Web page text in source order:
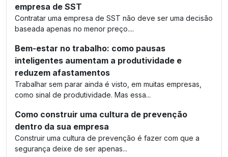
empresa de SST
Contratar uma empresa de SST não deve ser uma decisão
baseada apenas no menor preço....
Bem-estar no trabalho: como pausas
inteligentes aumentam a produtividade e
reduzem afastamentos
Trabalhar sem parar ainda é visto, em muitas empresas,
como sinal de produtividade. Mas essa...
Como construir uma cultura de prevenção
dentro da sua empresa
Construir uma cultura de prevenção é fazer com que a
segurança deixe de ser apenas...